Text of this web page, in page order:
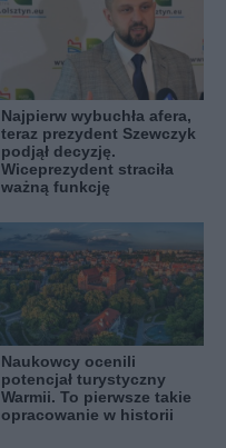
Najpierw wybuchła afera,
teraz prezydent Szewczyk
podjął decyzję.
Wiceprezydent straciła
ważną funkcję
Naukowcy ocenili
potencjał turystyczny
Warmii. To pierwsze takie
opracowanie w historii